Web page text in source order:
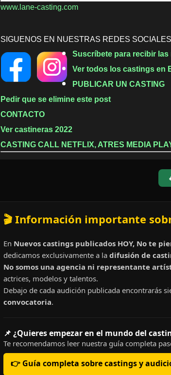
www.lane-casting.com
SIGUENOS EN NUESTRAS REDES
Suscríbete para recibir
Ver todos los castings en
PUBLICAR UN CASTING
Pedir que se elimine este post
CONTACTO
Ver castineras 2022
CASTING CALL NETFLIX, ATRES MEDIA
🎬 Información importante
En Nuevos castings publicados HOY, No te
dedicamos exclusivamente a la difusión de
No somos una agencia ni representante
actrices, modelos y talentos.
Debajo de cada audición publicada encontrarás
convocatoria.
📌 ¿Quieres empezar en el mundo del
Te recomendamos leer nuestra guía completa
👉 Guía completa sobre castings y